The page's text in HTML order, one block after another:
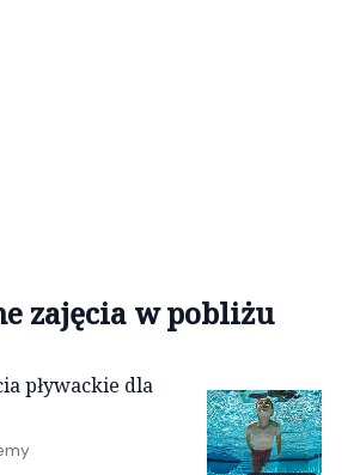
zajęcia w pobliżu
pływackie dla